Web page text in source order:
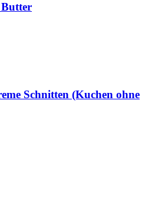
Butter
Schnitten (Kuchen ohne